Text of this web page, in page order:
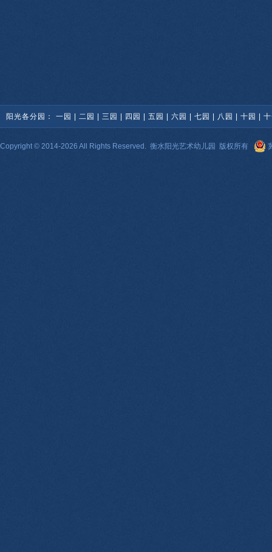
阳光各分园： 一园 二园 三园 四园 五园 六园 七园 八园 十园
Copyright © 2014-2026 All Rights Reserved. 衡水阳光艺术幼儿园 版权所有